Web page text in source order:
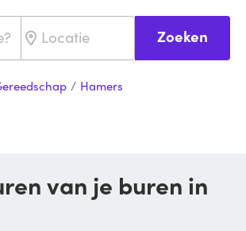
Zoeken
/ Hamers